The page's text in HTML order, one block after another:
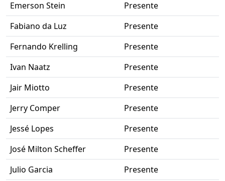
Emerson Stein
Presente
Fabiano da Luz
Presente
Fernando Krelling
Presente
Ivan Naatz
Presente
Jair Miotto
Presente
Jerry Comper
Presente
Jessé Lopes
Presente
José Milton Scheffer
Presente
Julio Garcia
Presente